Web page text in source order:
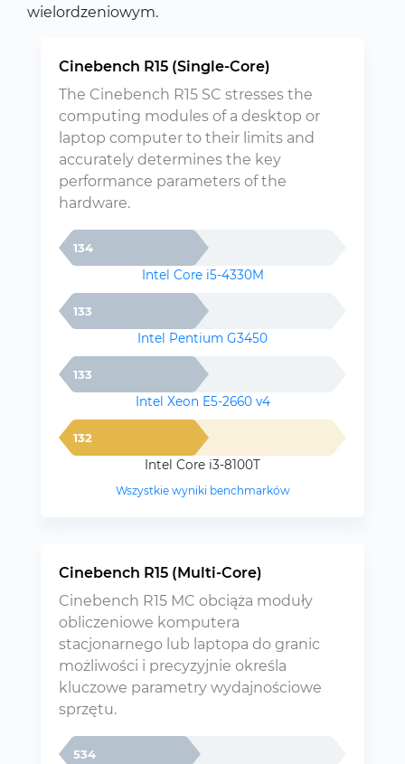
wielordzeniowym.
Cinebench R15 (Single-Core)
The Cinebench R15 SC stresses the
computing modules of a desktop or
laptop computer to their limits and
accurately determines the key
performance parameters of the
hardware.
134
Intel Core i5-4330M
133
Intel Pentium G3450
133
Intel Xeon E5-2660 v4
132
Intel Core i3-8100T
Wszystkie wyniki benchmarków
Cinebench R15 (Multi-Core)
Cinebench R15 MC obciąża moduły
obliczeniowe komputera
stacjonarnego lub laptopa do granic
możliwości i precyzyjnie określa
kluczowe parametry wydajnościowe
sprzętu.
534